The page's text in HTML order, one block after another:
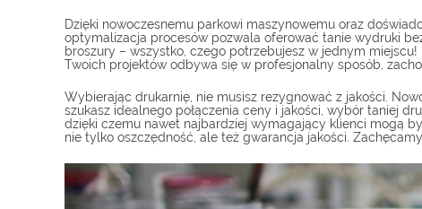
Dzięki nowoczesnemu parkowi maszynowemu oraz
optymalizacja procesów pozwala oferować tanie wydruki
broszury – wszystko, czego potrzebujesz w jednym
Twoich projektów odbywa się w profesjonalny sposób,
Wybierając drukarnię, nie musisz rezygnować z jakości.
szukasz idealnego połączenia ceny i jakości, wybór taniej
dzięki czemu nawet najbardziej wymagający klienci mogą
nie tylko oszczędność, ale też gwarancja jakości.